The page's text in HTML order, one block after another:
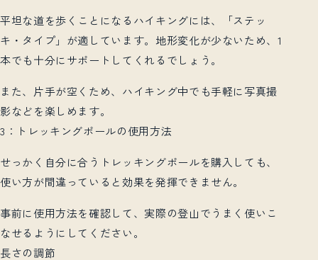
平坦な道を歩くことになるハイキングには、「ステッ
キ・タイプ」が適しています。地形変化が少ないため、1
本でも十分にサポートしてくれるでしょう。
また、片手が空くため、ハイキング中でも手軽に写真撮
影などを楽しめます。
3：トレッキングポールの使用方法
せっかく自分に合うトレッキングポールを購入しても、
使い方が間違っていると効果を発揮できません。
事前に使用方法を確認して、実際の登山でうまく使いこ
なせるようにしてください。
長さの調節